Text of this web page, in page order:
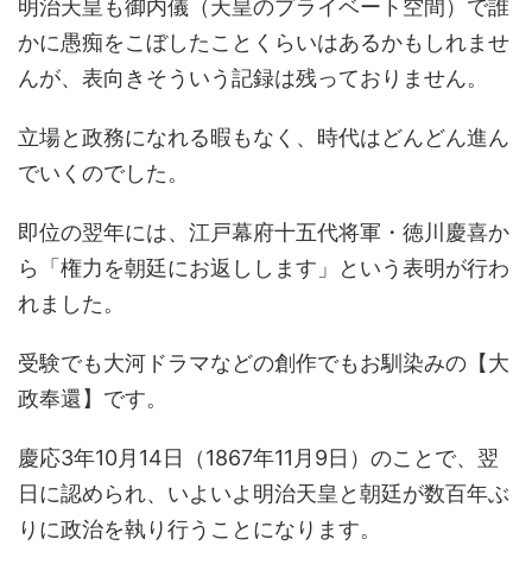
明治天皇も御内儀（天皇のプライベート空間）で誰
かに愚痴をこぼしたことくらいはあるかもしれませ
んが、表向きそういう記録は残っておりません。
立場と政務になれる暇もなく、時代はどんどん進ん
でいくのでした。
即位の翌年には、江戸幕府十五代将軍・徳川慶喜か
ら「権力を朝廷にお返しします」という表明が行わ
れました。
受験でも大河ドラマなどの創作でもお馴染みの【大
政奉還】です。
慶応3年10月14日（1867年11月9日）のことで、翌
日に認められ、いよいよ明治天皇と朝廷が数百年ぶ
りに政治を執り行うことになります。